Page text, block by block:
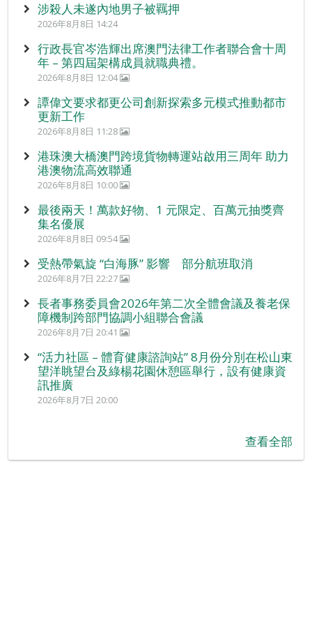
涉殺人未遂內地男子被羈押
2026年8月8日 14:24
行政長官岑浩輝出席澳門法律工作者聯合會十周
年 – 第四屆架構成員就職典禮。
2026年8月8日 12:04
譚偉文要求都更公司創新探索多元模式推動都市
更新工作
2026年8月8日 11:28
港珠澳大橋澳門跨境貨物轉運站啟用三周年 助力
港澳物流高效聯通
2026年8月8日 10:00
最後兩天！萬款好物、1 元限定、百萬元抽獎齊
集名優展
2026年8月8日 09:54
受熱帶氣旋 “白海豚” 影響 部分航班取消
2026年8月7日 22:27
長者事務委員會2026年第二次全體會議及養老保
障機制跨部門協調小組聯合會議
2026年8月7日 20:41
“活力社區 – 體育健康諮詢站” 8月份分別在松山東
望洋眺望台及綠楊花園休憩區舉行，設有健康資
訊推廣
2026年8月7日 20:00
查看全部